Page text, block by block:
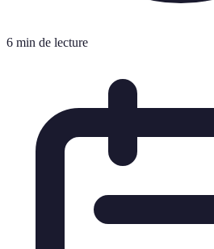
6 min de lecture